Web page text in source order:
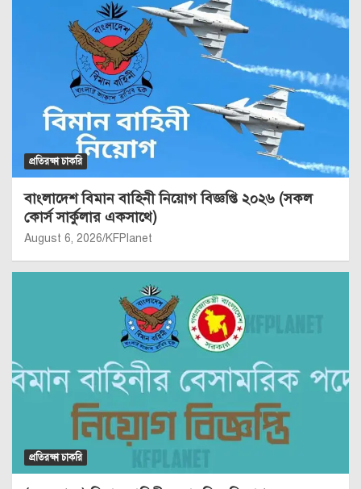
প্রতিরক্ষা চাকরি
বাংলাদেশ বিমান বাহিনী নিয়োগ বিজ্ঞপ্তি ২০২৬ (সকল
কোর্স সার্কুলার একসাথে)
August 6, 2026 KFPlanet
প্রতিরক্ষা চাকরি